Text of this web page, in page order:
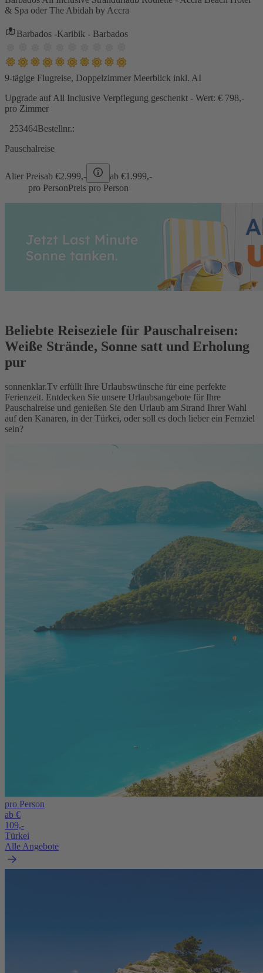
& Spa oder The Abidah by Accra
Barbados -Karibik - Barbados
9-tägige Flugreise, Doppelzimmer Meerblick inkl. AI
Upgrade auf All Inclusive Verpflegung geschenkt - Wert: € 798,-
pro Zimmer
253464Bestellnr.:
Pauschalreise
Alter Preisab €2.999,- ab €1.999,-
pro PersonPreis pro Person
Beliebte Reiseziele für Pauschalreisen:
Weiße Strände, Sonne satt und Erholung
pur
sonnenklar.Tv erfüllt Ihre Urlaubswünsche für eine perfekte
Ferienzeit. Entdecken Sie unsere Urlaubsangebote für Ihre
Pauschalreise und genießen Sie den Urlaub am Strand Ihrer Wahl
auf den Kanaren, in der Türkei, oder soll es doch lieber ein Fernziel
sein?
pro Person
ab €
109,-
Türkei
Alle Angebote